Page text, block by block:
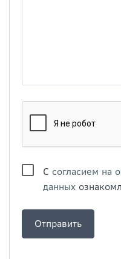
С согласием на
данных